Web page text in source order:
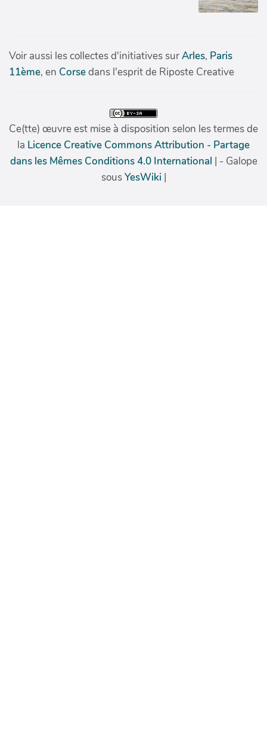
Voir aussi les collectes d'initiatives surArles, Paris
11ème, en Corsedans l'esprit de Riposte Creative
Ce(tte) œuvre est mise à disposition selon les termes de
la Licence Creative Commons Attribution - Partage
dans les Mêmes Conditions 4.0 International | - Galope
sousYesWiki |